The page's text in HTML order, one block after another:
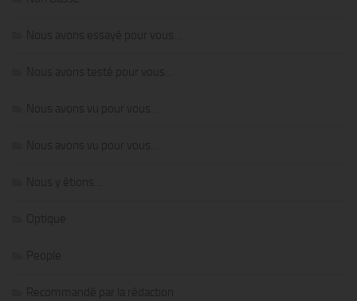
Nous avons essayé pour vous…
Nous avons testé pour vous…
Nous avons vu pour vous…
Nous avons vu pour vous…
Nous y étions…
Optique
People
Recommandé par la rédaction